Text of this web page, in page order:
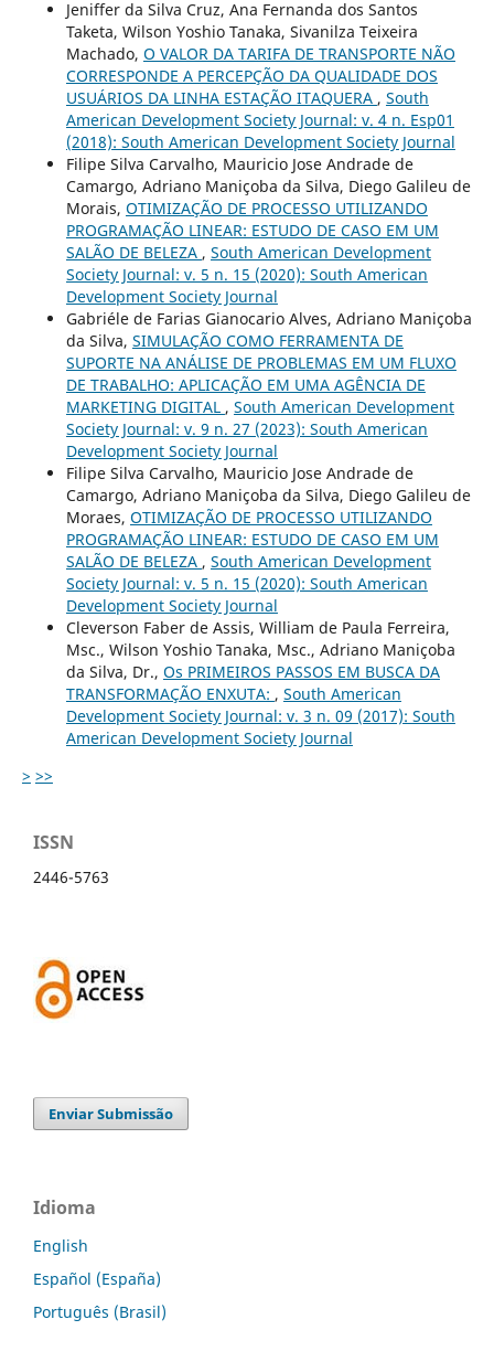
Jeniffer da Silva Cruz, Ana Fernanda dos Santos
Taketa, Wilson Yoshio Tanaka, Sivanilza Teixeira
Machado, O VALOR DA TARIFA DE TRANSPORTE NÃO
CORRESPONDE A PERCEPÇÃO DA QUALIDADE DOS
USUÁRIOS DA LINHA ESTAÇÃO ITAQUERA , South
American Development Society Journal: v. 4 n. Esp01
(2018): South American Development Society Journal
Filipe Silva Carvalho, Mauricio Jose Andrade de
Camargo, Adriano Maniçoba da Silva, Diego Galileu de
Morais, OTIMIZAÇÃO DE PROCESSO UTILIZANDO
PROGRAMAÇÃO LINEAR: ESTUDO DE CASO EM UM
SALÃO DE BELEZA , South American Development
Society Journal: v. 5 n. 15 (2020): South American
Development Society Journal
Gabriéle de Farias Gianocario Alves, Adriano Maniçoba
da Silva, SIMULAÇÃO COMO FERRAMENTA DE
SUPORTE NA ANÁLISE DE PROBLEMAS EM UM FLUXO
DE TRABALHO: APLICAÇÃO EM UMA AGÊNCIA DE
MARKETING DIGITAL , South American Development
Society Journal: v. 9 n. 27 (2023): South American
Development Society Journal
Filipe Silva Carvalho, Mauricio Jose Andrade de
Camargo, Adriano Maniçoba da Silva, Diego Galileu de
Moraes, OTIMIZAÇÃO DE PROCESSO UTILIZANDO
PROGRAMAÇÃO LINEAR: ESTUDO DE CASO EM UM
SALÃO DE BELEZA , South American Development
Society Journal: v. 5 n. 15 (2020): South American
Development Society Journal
Cleverson Faber de Assis, William de Paula Ferreira,
Msc., Wilson Yoshio Tanaka, Msc., Adriano Maniçoba
da Silva, Dr., Os PRIMEIROS PASSOS EM BUSCA DA
TRANSFORMAÇÃO ENXUTA: , South American
Development Society Journal: v. 3 n. 09 (2017): South
American Development Society Journal
> >>
ISSN
2446-5763
Enviar Submissão
Idioma
English
Español (España)
Português (Brasil)